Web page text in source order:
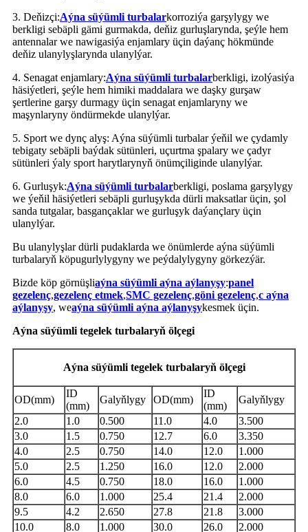
3. Deňizçi:Aýna süýümli turbalarkorroziýa garşylygy we
berkligi sebäpli gämi gurmakda, deňiz gurluşlarynda, şeýle hem
antennalar we nawigasiýa enjamlary üçin daýanç hökmünde
deňiz ulanylyşlarynda ulanylýar.
4. Senagat enjamlary:Aýna süýümli turbalarberkligi, izolýasiýa
häsiýetleri, şeýle hem himiki maddalara we daşky gurşaw
şertlerine garşy durmagy üçin senagat enjamlaryny we
maşynlaryny öndürmekde ulanylýar.
5. Sport we dynç alyş: Aýna süýümli turbalar ýeňil we çydamly
tebigaty sebäpli baýdak sütünleri, uçurtma şpalary we çadyr
sütünleri ýaly sport harytlarynyň önümçiliginde ulanylýar.
6. Gurluşyk:Aýna süýümli turbalarberkligi, poslama garşylygy
we ýeňil häsiýetleri sebäpli gurluşykda dürli maksatlar üçin, şol
sanda tutgalar, basgançaklar we gurluşyk daýançlary üçin
ulanylýar.
Bu ulanylyşlar dürli pudaklarda we önümlerde aýna süýümli
turbalaryň köpugurlylygyny we peýdalylygyny görkezýär.
Bizde köp görnüşliaýna süýümli aýna aýlanyşy:panel
gezelenç,gezelenç etmek,SMC gezelenç,göni gezelenç,c aýna
aýlanyşy, weaýna süýümli aýna aýlanyşykesmek üçin.
Aýna süýümli tegelek turbalaryň ölçegi
Aýna süýümli tegelek turbalaryň ölçegi
OD(mm)
ID
(mm)
Galyňlygy OD(mm)
ID
(mm)
Galyňlygy
2.0
1.0 0.500 11.0 4.0
3.500
3.0
1.5 0.750 12.7 6.0
3.350
4.0
2.5 0.750 14.0 12.0
1.000
5.0
2.5 1.250 16.0 12.0
2.000
6.0
4.5 0.750 18.0 16.0
1.000
8.0
6.0 1.000 25.4 21.4
2.000
9.5
4.2 2.650 27.8 21.8
3.000
10.0
8.0 1.000 30.0 26.0 2.000